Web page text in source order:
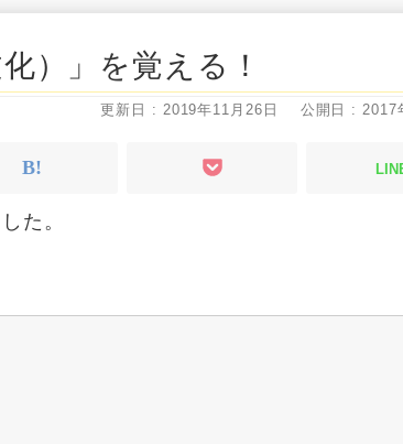
）」を覚える！
公開日 : 2017
更新日 : 2019年11月26日
た。